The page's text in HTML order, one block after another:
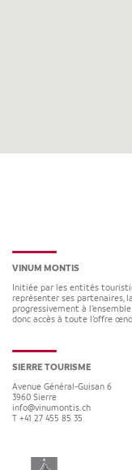
VINUM MONTIS
Initiée par les entités
représenter ses partenaires,
progressivement à
donc accès à toute l’offre
SIERRE TOURISME
Avenue Général-Guisan 6
3960 Sierre
info@vinumontis.ch
T +41 27 455 85 35